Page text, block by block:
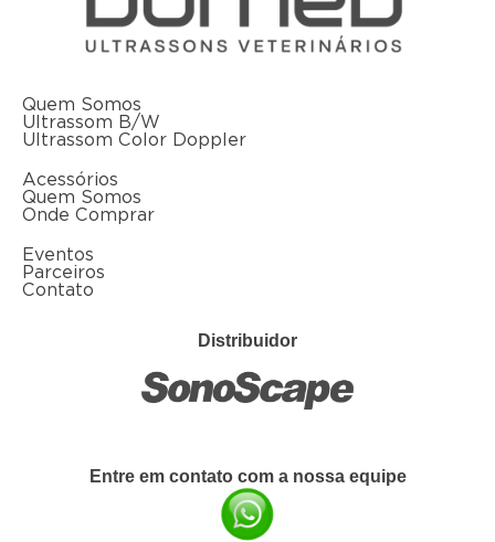
Quem Somos
Ultrassom B/W
Ultrassom Color Doppler
Acessórios
Quem Somos
Onde Comprar
Eventos
Parceiros
Contato
Distribuidor
Entre em contato com a nossa equipe